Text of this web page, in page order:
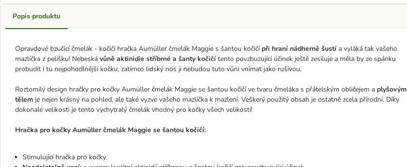
Popis produktu
Opravdové bzučící čmelák - kočičí hračka Aumüller čmelák Maggie s šantou kočičí při hraní nádherně šustí a vyláká tak vašeho
mazlíčka z pelíšku! Nebeská vůně aktinidie stříbrné a šanty kočičí tento povzbuzující účinek ještě zesiluje a měla by ze spánku
probudit i tu nejpohodlnější kočku, zatímco lidský nos ji nebudou tuto vůni vnímat jako rušivou.
Roztomilý design hračky pro kočky Aumüller čmelák Maggie se šantou kočičí ve tvaru čmeláka s přátelským obličejem a plyšovým
tělem je nejen krásný na pohled, ale také vyzve vašeho mazlíčka k mazlení. Veškerý použitý obsah je ostatně zcela přírodní. Díky
dokonalé velikosti je tento vychytralý čmelák vhodný pro kočky všech velikostí!
Hračka pro kočky Aumüller čmelák Maggie se šantou kočičí:
Stimulující hračka pro kočky